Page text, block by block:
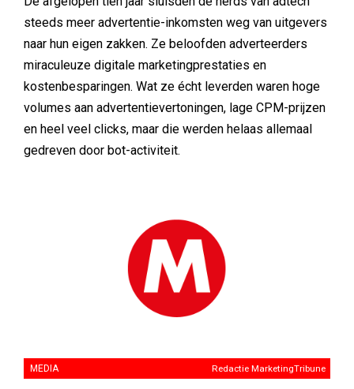
steeds meer advertentie-inkomsten weg van uitgevers
naar hun eigen zakken. Ze beloofden adverteerders
miraculeuze digitale marketingprestaties en
kostenbesparingen. Wat ze écht leverden waren hoge
volumes aan advertentievertoningen, lage CPM-prijzen
en heel veel clicks, maar die werden helaas allemaal
gedreven door bot-activiteit.
MEDIA Redactie MarketingTribune